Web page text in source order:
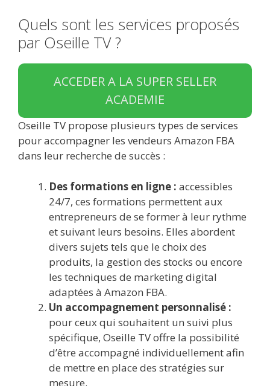
Quels sont les services proposés
par Oseille TV ?
ACCEDER A LA SUPER SELLER
ACADEMIE
Oseille TV propose plusieurs types de services
pour accompagner les vendeurs Amazon FBA
dans leur recherche de succès :
Des formations en ligne : accessibles
24/7, ces formations permettent aux
entrepreneurs de se former à leur rythme
et suivant leurs besoins. Elles abordent
divers sujets tels que le choix des
produits, la gestion des stocks ou encore
les techniques de marketing digital
adaptées à Amazon FBA.
Un accompagnement personnalisé :
pour ceux qui souhaitent un suivi plus
spécifique, Oseille TV offre la possibilité
d’être accompagné individuellement afin
de mettre en place des stratégies sur
mesure.